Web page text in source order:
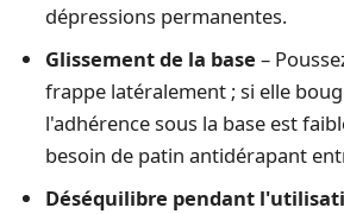
dépressions permanentes.
Glissement de la base –
frappe latéralement ; si elle
l'adhérence sous la base est
besoin de patin antidérapant
Déséquilibre pendant